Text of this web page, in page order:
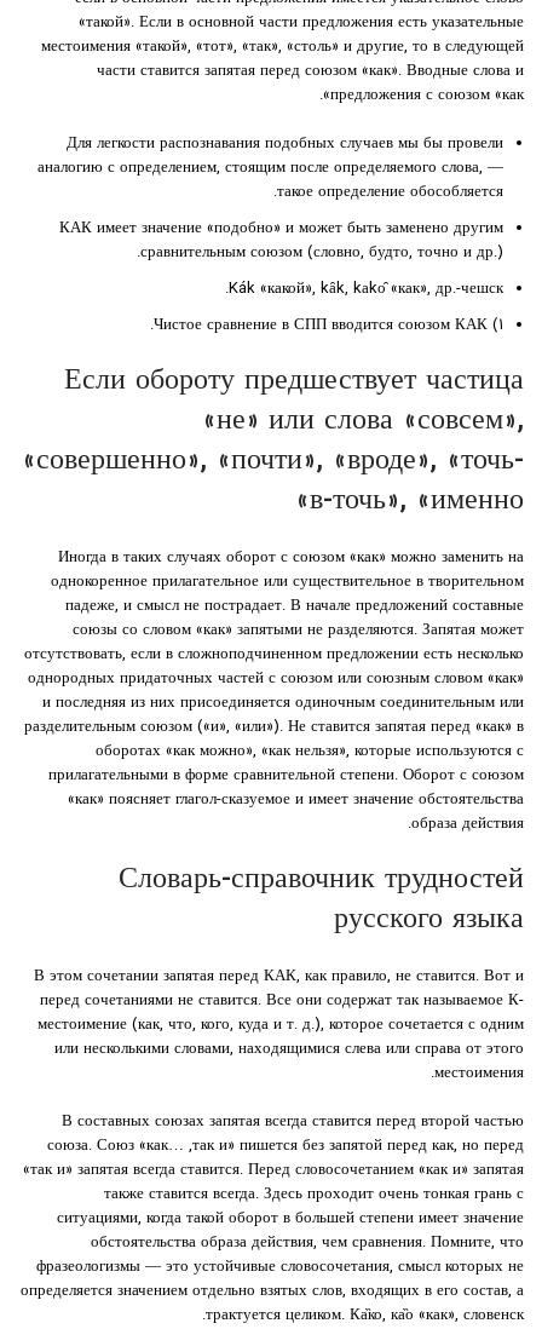
«такой». Если в основной части предложения есть указательные
местоимения «такой», «тот», «так», «столь» и другие, то в следующей
части ставится запятая перед союзом «как». Вводные слова и
предложения с союзом «как».
Для легкости распознавания подобных случаев мы бы провели
аналогию с определением, стоящим после определяемого слова, —
такое определение обособляется.
КАК имеет значение «подобно» и может быть заменено другим
сравнительным союзом (словно, будто, точно и др.).
Kák «какой», kȃk, kаkо̑ «как», др.-чешск.
۱) Чистое сравнение в СПП вводится союзом КАК.
Если обороту предшествует частица
«не» или слова «совсем»,
«совершенно», «почти», «вроде», «точь-
в-точь», «именно»
Иногда в таких случаях оборот с союзом «как» можно заменить на
однокоренное прилагательное или существительное в творительном
падеже, и смысл не пострадает. В начале предложений составные
союзы со словом «как» запятыми не разделяются. Запятая может
отсутствовать, если в сложноподчиненном предложении есть несколько
однородных придаточных частей с союзом или союзным словом «как»
и последняя из них присоединяется одиночным соединительным или
разделительным союзом («и», «или»). Не ставится запятая перед «как» в
оборотах «как можно», «как нельзя», которые используются с
прилагательными в форме сравнительной степени. Оборот с союзом
«как» поясняет глагол-сказуемое и имеет значение обстоятельства
образа действия.
Словарь-справочник трудностей
русского языка
В этом сочетании запятая перед КАК, как правило, не ставится. Вот и
перед сочетаниями не ставится. Все они содержат так называемое К-
местоимение (как, что, кого, куда и т. д.), которое сочетается с одним
или несколькими словами, находящимися слева или справа от этого
местоимения.
В составных союзах запятая всегда ставится перед второй частью
союза. Союз «как… ,так и» пишется без запятой перед как, но перед
«так и» запятая всегда ставится. Перед словосочетанием «как и» запятая
также ставится всегда. Здесь проходит очень тонкая грань с
ситуациями, когда такой оборот в большей степени имеет значение
обстоятельства образа действия, чем сравнения. Помните, что
фразеологизмы — это устойчивые словосочетания, смысл которых не
определяется значением отдельно взятых слов, входящих в его состав, а
трактуется целиком. Ка̏ко, ка̏о «как», словенск.